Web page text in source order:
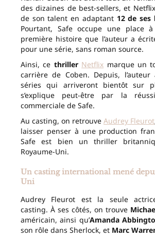
des dizaines de best-sellers, et
de son talent en adaptant 12 de ses
Pourtant, Safe occupe une place
première histoire que l’auteur a
pour une série, sans roman source.
Ainsi, ce thriller Netflix marque un
carrière de Coben. Depuis, l’auteur
séries qui arriveront bientôt sur
s’explique peut-être par la
commerciale de Safe.
Au casting, on retrouve Audrey Fleurot
laisser penser à une production
Safe est bien un thriller
Royaume-Uni.
Un casting international mené
Uni
Audrey Fleurot est la seule
casting. À ses côtés, on trouve
américain, ainsi qu’Amanda
son rôle dans Sherlock, et Marc